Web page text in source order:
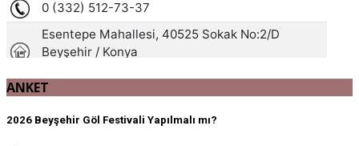
ANKET
2026 Beyşehir Göl Festivali Yapılmalı mı?